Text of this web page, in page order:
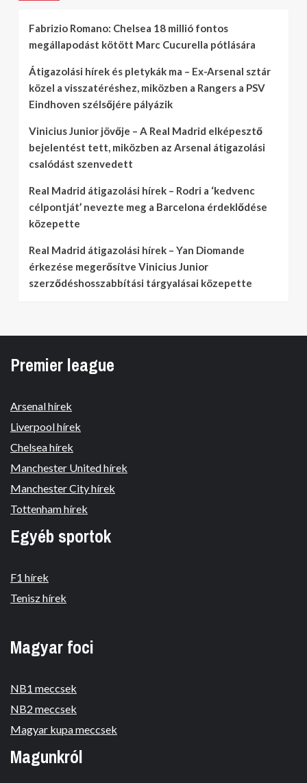
Fabrizio Romano: Chelsea 18 millió fontos
megállapodást kötött Marc Cucurella pótlására
Átigazolási hírek és pletykák ma – Ex-Arsenal sztár
közel a visszatéréshez, miközben a Rangers a PSV
Eindhoven szélsőjére pályázik
Vinicius Junior jövője – A Real Madrid elképesztő
bejelentést tett, miközben az Arsenal átigazolási
csalódást szenvedett
Real Madrid átigazolási hírek – Rodri a ‘kedvenc
célpontját’ nevezte meg a Barcelona érdeklődése
közepette
Real Madrid átigazolási hírek – Yan Diomande
érkezése megerősítve Vinicius Junior
szerződéshosszabbítási tárgyalásai közepette
Premier league
Arsenal hírek
Liverpool hírek
Chelsea hírek
Manchester United hírek
Manchester City hírek
Tottenham hírek
Egyéb sportok
F1 hírek
Tenisz hírek
Magyar foci
NB1 meccsek
NB2 meccsek
Magyar kupa meccsek
Magunkról